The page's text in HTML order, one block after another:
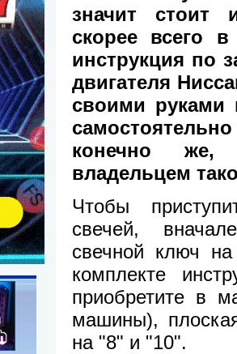
значит стоит
скорее всего
инструкция по
двигателя
своими руками
конечно
владельцем
Чтобы
свечей,
свечной ключ
комплекте
приобретите в
машины),
на "8" и "10".